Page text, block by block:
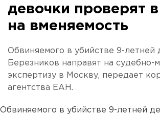
девочки проверят
на вменяемость
Обвиняемого в убийстве 9-летней
Березников направят на судебно-
экспертизу в Москву, передает
агентства ЕАН.
Обвиняемого в убийстве 9-летней